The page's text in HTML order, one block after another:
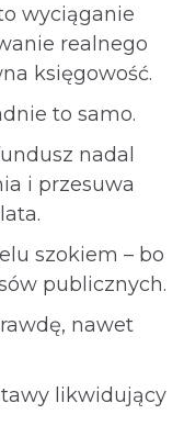
wyciąganie
realnego
księgowość.
to samo.
nadal
i przesuwa
szokiem – bo
publicznych.
nawet
likwidujący